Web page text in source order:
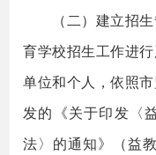
（二）建立招生
育学校招生工作进
单位和个人，依照
发的《关于印发〈
法〉的通知》（益